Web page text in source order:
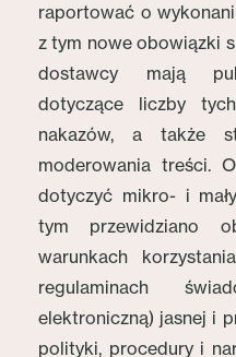
raportować o
z tym nowe obowiązki
dostawcy mają
dotyczące liczby
nakazów, a także
moderowania treści.
dotyczyć mikro- i
tym przewidziano
warunkach
regulaminach
elektroniczną) jasnej i
polityki, procedury i